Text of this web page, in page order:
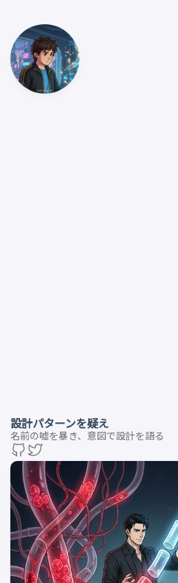
設計パターンを疑え
名前の嘘を暴き、意図で設計を語る